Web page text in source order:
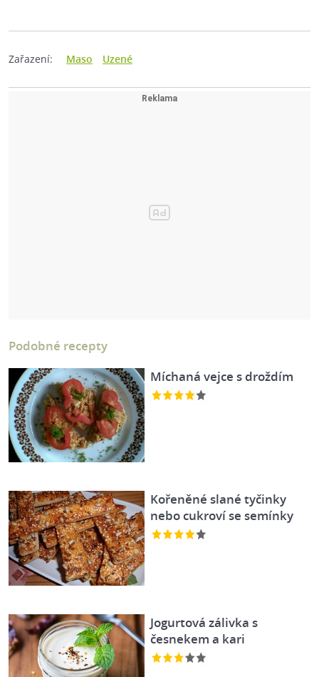
Zařazení: Maso Uzené
Podobné recepty
Míchaná vejce s droždím
Kořeněné slané tyčinky
nebo cukroví se semínky
Jogurtová zálivka s
česnekem a kari